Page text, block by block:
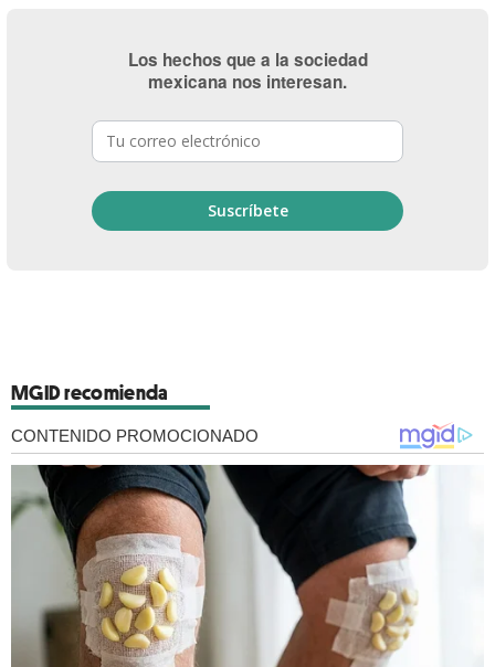
Los hechos que a la sociedad
mexicana nos interesan.
MGID recomienda
CONTENIDO PROMOCIONADO